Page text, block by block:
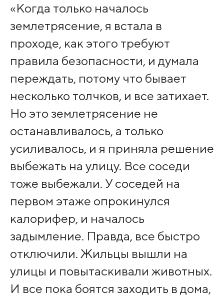
«Когда только началось
землетрясение, я встала в
проходе, как этого требуют
правила безопасности, и думала
переждать, потому что бывает
несколько толчков, и все затихает.
Но это землетрясение не
останавливалось, а только
усиливалось, и я приняла решение
выбежать на улицу. Все соседи
тоже выбежали. У соседей на
первом этаже опрокинулся
калорифер, и началось
задымление. Правда, все быстро
отключили. Жильцы вышли на
улицы и повытаскивали животных.
И все пока боятся заходить в дома,